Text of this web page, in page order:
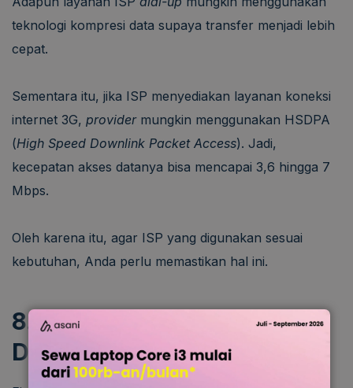
teknologi kompresi data supaya transfer menjadi lebih
cepat.
Sementara itu, jika ISP menyediakan layanan koneksi
internet 3G, provider mungkin menggunakan HSDPA
(High Speed Downlink Packet Access). Jadi,
kecepatan akses datanya bisa mencapai 3,6 hingga 7
Mbps.
Oleh karena itu, agar ISP yang digunakan sesuai
kebutuhan, Anda perlu memastikan hal ini.
8. Fitur Tambahan yang
Ditawarkan